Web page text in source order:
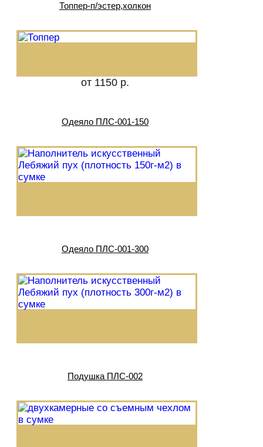
Топпер-п/эстер,холкон
от 1150 р.
Одеяло ПЛС-001-150
Одеяло ПЛС-001-300
Подушка ПЛС-002